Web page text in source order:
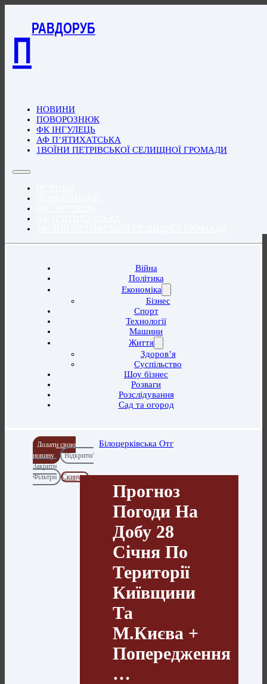
П
РАВДОРУБ
НОВИНИ
ПОВОРОЗНЮК
ФК ІНГУЛЕЦЬ
АФ П’ЯТИХАТСЬКА
1ВОЇНИ ПЕТРІВСЬКОЇ СЕЛИЩНОЇ ГРОМАДИ
Війна
Політика
Економіка
Бізнес
Спорт
Технології
Машини
Життя
Здоров’я
Суспільство
Шоу бізнес
Розваги
Розслідування
Сад та огород
Додати свою
новину
Відкрити/
Закрити
Фільтри
Скинути
Білоцерківська Отг
Прогноз
Погоди На
Добу 28
Січня По
Території
Київщини
Та
М.Києва +
Попередження
…